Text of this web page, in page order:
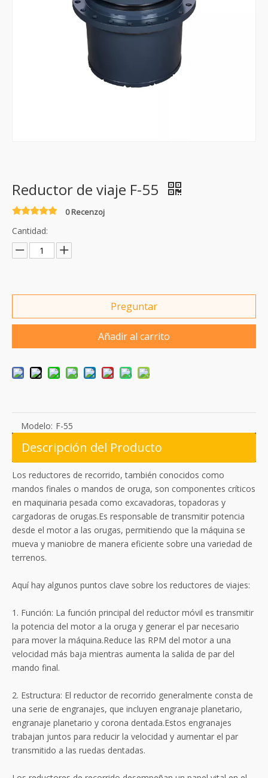
Reductor de viaje F-55
0 Recenzoj
Cantidad:
Preguntar
Añadir al carrito
Modelo: F-55
Descripción del Producto
Los reductores de recorrido, también conocidos como
mandos finales o mandos de oruga, son componentes críticos
en maquinaria pesada como excavadoras, topadoras y
cargadoras de orugas.Es responsable de transmitir potencia
desde el motor a las orugas, permitiendo que la máquina se
mueva y maniobre de manera eficiente sobre una variedad de
terrenos.
Aquí hay algunos puntos clave sobre los reductores de viajes:
1. Función: La función principal del reductor móvil es transmitir
la potencia del motor a la oruga y generar el par necesario
para mover la máquina.Reduce las RPM del motor a una
velocidad más baja mientras aumenta la salida de par del
mando final.
2. Estructura: El reductor de recorrido generalmente consta de
una serie de engranajes, que incluyen engranaje planetario,
engranaje planetario y corona dentada.Estos engranajes
trabajan juntos para reducir la velocidad y aumentar el par
transmitido a las ruedas dentadas.